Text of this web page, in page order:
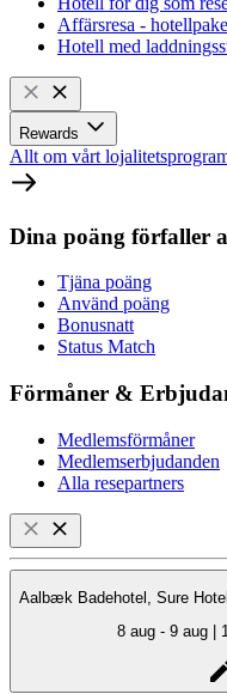
Affärsresa -
Hotell med
Rewards
Allt om vårt
Dina poäng förfaller
Tjäna poäng
Använd poäng
Bonusnatt
Status Match
Förmåner &
Medlemsförmåner
Medlemserbjudanden
Alla resepartners
Aalbæk Badehotel, Sure